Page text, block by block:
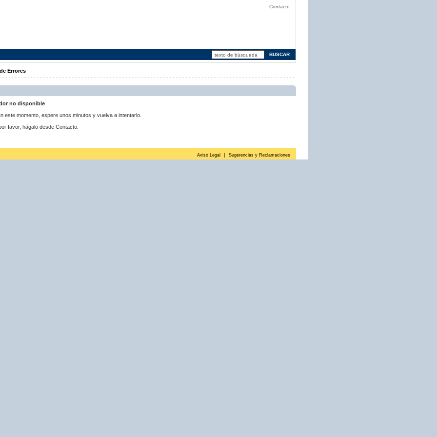
Contacto
Errores
no disponible
este momento, espere unos minutos y vuelva a intentarlo.
favor, hágalo desde Contacto.
Aviso Legal Sugerencias y Reclamaciones